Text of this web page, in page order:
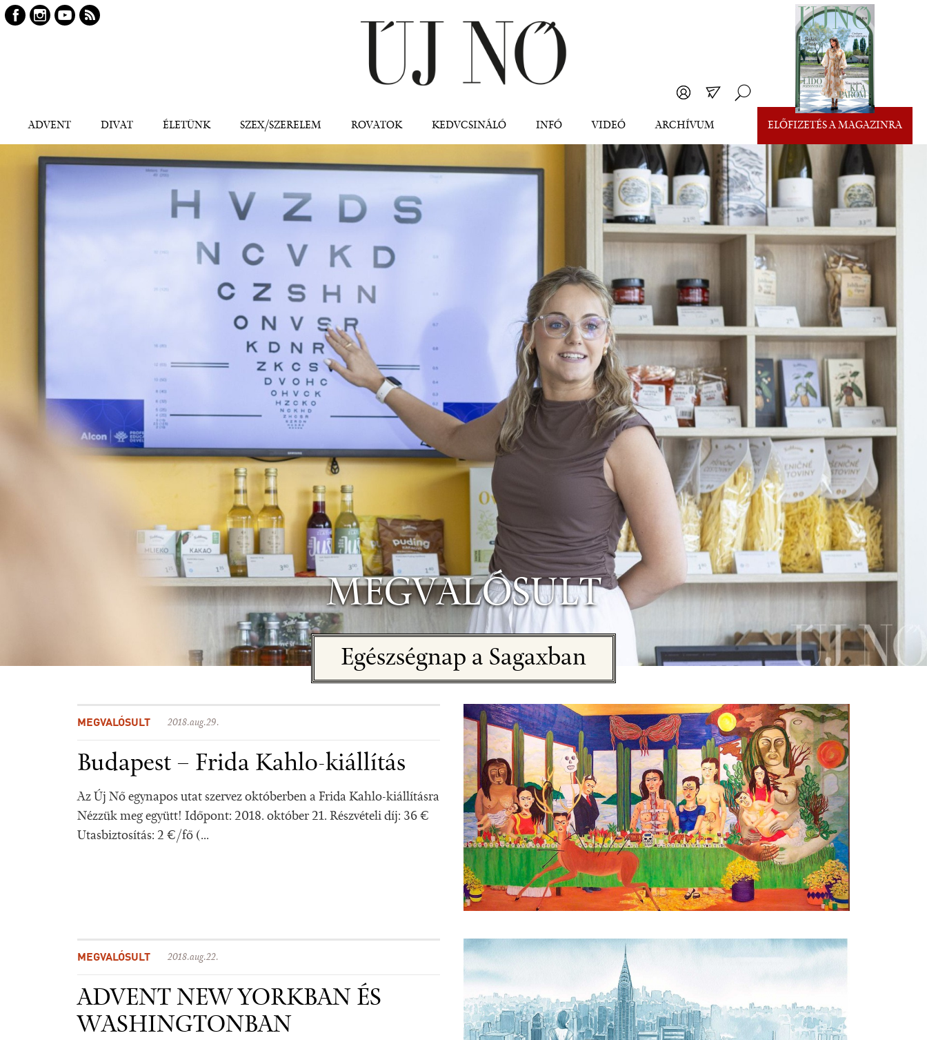
ADVENT DIVAT ÉLETÜNK SZEX/SZERELEM ROVATOK KEDVCSINÁLÓ INFÓ VIDEÓ ARCHÍVUM ELŐFIZETÉS A MAGAZINRA
MEGVALÓSULT
Egészségnap a Sagaxban
MEGVALÓSULT 2018.aug.29.
Budapest – Frida Kahlo-kiállítás
Az Új Nő egynapos utat szervez októberben a Frida Kahlo-kiállításra
Nézzük meg együtt! Időpont: 2018. október 21. Részvételi díj: 36 €
Utasbiztosítás: 2 €/fő (...
MEGVALÓSULT 2018.aug.22.
ADVENT NEW YORKBAN ÉS
WASHINGTONBAN